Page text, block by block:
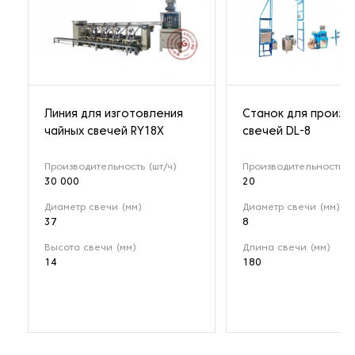
Линия для изготовления
чайных свечей RY18X
Производительность (шт/ч)
30 000
Диаметр свечи (мм)
37
Высота свечи (мм)
14
Станок для
свечей DL-8
Производительность
20
Диаметр свечи (мм)
8
Длина свечи (мм)
180